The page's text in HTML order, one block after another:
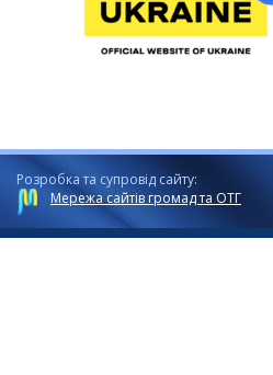
Розробка та супровід сайту:
Мережа сайтів громад та ОТГ